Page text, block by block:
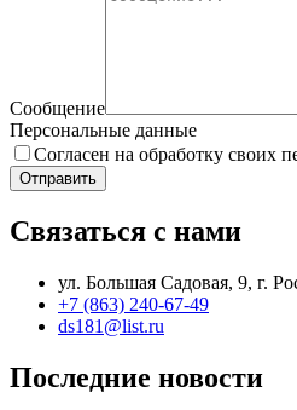
Сообщение
Персональные данные
Согласен на обработку своих
Отправить
Связаться с нами
ул. Большая Садовая, 9, г.
+7 (863) 240-67-49
ds181@list.ru
Последние новости